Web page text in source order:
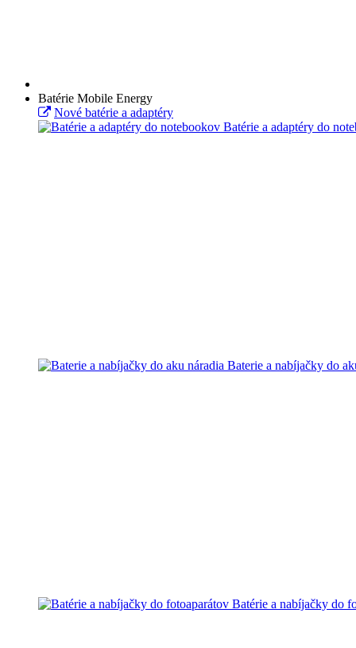
Batérie Mobile Energy
Nové batérie a adaptéry
Batérie a adaptéry do
Baterie a nabíjačky do
Batérie a nabíjačky do